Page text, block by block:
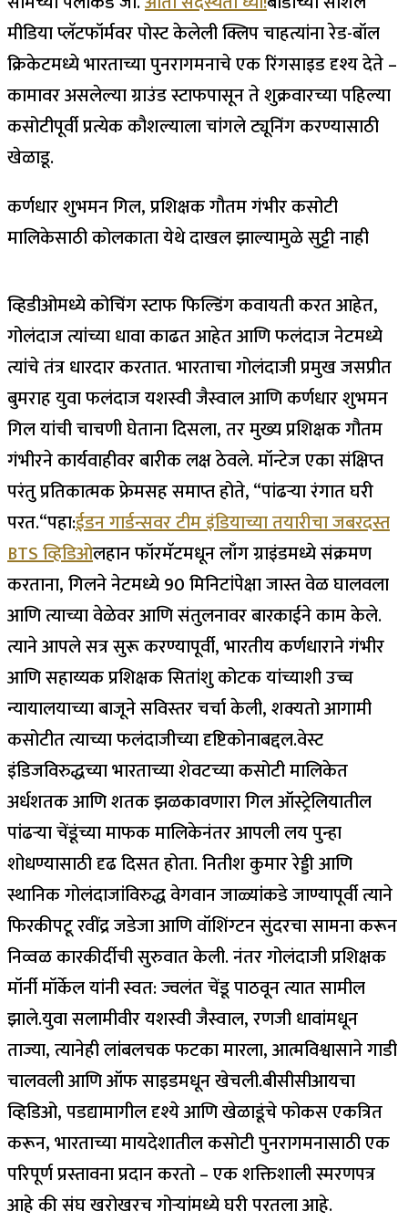
मीडिया प्लॅटफॉर्मवर पोस्ट केलेली क्लिप चाहत्यांना रेड-बॉल
क्रिकेटमध्ये भारताच्या पुनरागमनाचे एक रिंगसाइड दृश्य देते –
कामावर असलेल्या ग्राउंड स्टाफपासून ते शुक्रवारच्या पहिल्या
कसोटीपूर्वी प्रत्येक कौशल्याला चांगले ट्यूनिंग करण्यासाठी
खेळाडू.
कर्णधार शुभमन गिल, प्रशिक्षक गौतम गंभीर कसोटी
मालिकेसाठी कोलकाता येथे दाखल झाल्यामुळे सुट्टी नाही
व्हिडीओमध्ये कोचिंग स्टाफ फिल्डिंग कवायती करत आहेत,
गोलंदाज त्यांच्या धावा काढत आहेत आणि फलंदाज नेटमध्ये
त्यांचे तंत्र धारदार करतात.भारताचा गोलंदाजी प्रमुख जसप्रीत
बुमराह युवा फलंदाज यशस्वी जैस्वाल आणि कर्णधार शुभमन
गिल यांची चाचणी घेताना दिसला, तर मुख्य प्रशिक्षक गौतम
गंभीरने कार्यवाहीवर बारीक लक्ष ठेवले. मॉन्टेज एका संक्षिप्त
परंतु प्रतिकात्मक फ्रेमसह समाप्त होते, “पांढऱ्या रंगात घरी
परत.“पहा:ईडन गार्डन्सवर टीम इंडियाच्या तयारीचा जबरदस्त
BTS व्हिडिओलहान फॉरमॅटमधून लाँग ग्राइंडमध्ये संक्रमण
करताना, गिलने नेटमध्ये 90 मिनिटांपेक्षा जास्त वेळ घालवला
आणि त्याच्या वेळेवर आणि संतुलनावर बारकाईने काम केले.
त्याने आपले सत्र सुरू करण्यापूर्वी, भारतीय कर्णधाराने गंभीर
आणि सहाय्यक प्रशिक्षक सितांशु कोटक यांच्याशी उच्च
न्यायालयाच्या बाजूने सविस्तर चर्चा केली, शक्यतो आगामी
कसोटीत त्याच्या फलंदाजीच्या दृष्टिकोनाबद्दल.वेस्ट
इंडिजविरुद्धच्या भारताच्या शेवटच्या कसोटी मालिकेत
अर्धशतक आणि शतक झळकावणारा गिल ऑस्ट्रेलियातील
पांढऱ्या चेंडूंच्या माफक मालिकेनंतर आपली लय पुन्हा
शोधण्यासाठी दृढ दिसत होता. नितीश कुमार रेड्डी आणि
स्थानिक गोलंदाजांविरुद्ध वेगवान जाळ्यांकडे जाण्यापूर्वी त्याने
फिरकीपटू रवींद्र जडेजा आणि वॉशिंग्टन सुंदरचा सामना करून
निव्वळ कारकीर्दीची सुरुवात केली.नंतर गोलंदाजी प्रशिक्षक
मॉर्नी मॉर्केल यांनी स्वत: ज्वलंत चेंडू पाठवून त्यात सामील
झाले.युवा सलामीवीर यशस्वी जैस्वाल, रणजी धावांमधून
ताज्या, त्यानेही लांबलचक फटका मारला, आत्मविश्वासाने गाडी
चालवली आणि ऑफ साइडमधून खेचली.बीसीसीआयचा
व्हिडिओ, पडद्यामागील दृश्ये आणि खेळाडूंचे फोकस एकत्रित
करून, भारताच्या मायदेशातील कसोटी पुनरागमनासाठी एक
परिपूर्ण प्रस्तावना प्रदान करतो – एक शक्तिशाली स्मरणपत्र
आहे की संघ खरोखरच गोऱ्यांमध्ये घरी परतला आहे.